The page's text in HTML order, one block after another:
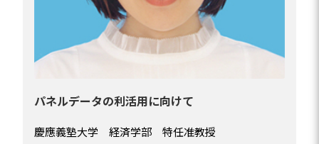
パネルデータの利活用に向けて
慶應義塾大学 経済学部 特任准教授